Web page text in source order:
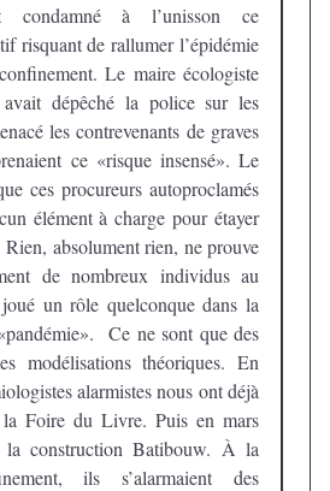
condamné à l’unisson ce
risquant de rallumer l’épidémie
Le maire écologiste
dépêché la police sur les
les contrevenants de graves
ce «risque insensé». Le
ces procureurs autoproclamés
élément à charge pour étayer
absolument rien, ne prouve
de nombreux individus au
un rôle quelconque dans la
Ce ne sont que des
modélisations théoriques. En
alarmistes nous ont déjà
Foire du Livre. Puis en mars
construction Batibouw. À la
ils s’alarmaient des